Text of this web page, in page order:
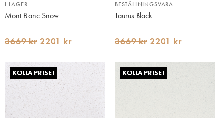
I LAGER
Mont Blanc Snow
3669 kr 2201 kr
BESTÄLLNINGSVARA
Taurus Black
3669 kr 2201 kr
KOLLA PRISET KOLLA PRISET